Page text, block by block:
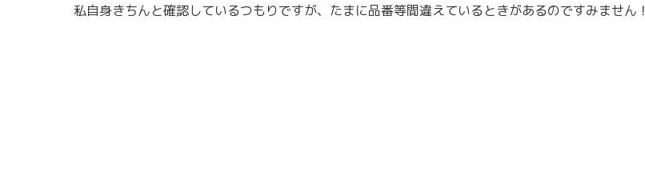
私自身きちんと確認しているつもりですが、たまに品番等間違えているときがあるのですみません！